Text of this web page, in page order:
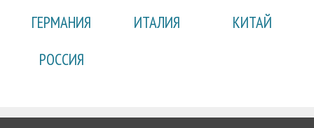
ГЕРМАНИЯ ИТАЛИЯ
КИТАЙ
РОССИЯ